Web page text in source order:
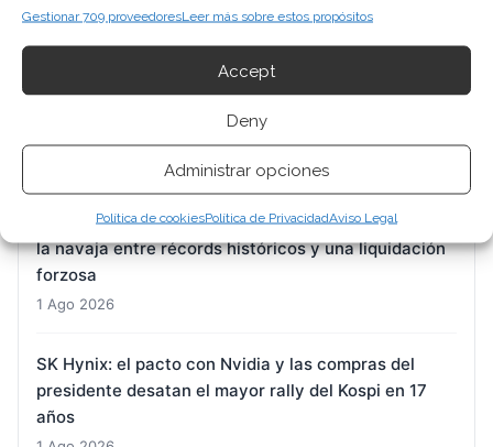
Gestionar 709 proveedoresLeer más sobre estos propósitos
Accept
Deny
Administrar opciones
Política de cookiesPolítica de PrivacidadAviso Legal
exportación sostiene a la acción
1 Ago 2026
calma que devolvieron los gigantes de la nube
Micron: el gigante de la memoria que baila al filo de
la navaja entre récords históricos y una liquidación
forzosa
1 Ago 2026
SK Hynix: el pacto con Nvidia y las compras del
presidente desatan el mayor rally del Kospi en 17
años